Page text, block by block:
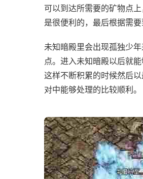
可以到达所需要的矿物点
是很便利的，最后根据需要
未知暗殿里会出现孤独少
点。进入未知暗殿以后就
这样不断积累的时候然后
对中能够处理的比较顺利。